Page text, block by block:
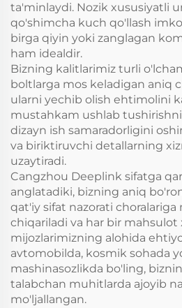
ta'minlaydi. Nozik xususiyatli
qo'shimcha kuch qo'llash
birga qiyin yoki zanglagan
ham idealdir.
Bizning kalitlarimiz turli
boltlarga mos keladigan aniq
ularni yechib olish ehtimolini
mustahkam ushlab
dizayn ish samaradorligini
va biriktiruvchi detallarning
uzaytiradi.
Cangzhou Deeplink sifatga
anglatadiki, bizning aniq
qat'iy sifat nazorati
chiqariladi va har bir mahsulot
mijozlarimizning alohida
avtomobilda, kosmik sohada
mashinasozlikda bo'ling,
talabchan muhitlarda ajoyib
mo'ljallangan.